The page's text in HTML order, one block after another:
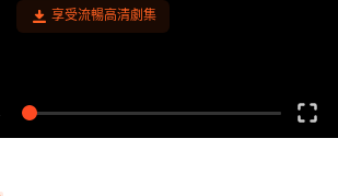
享受流暢高清劇集